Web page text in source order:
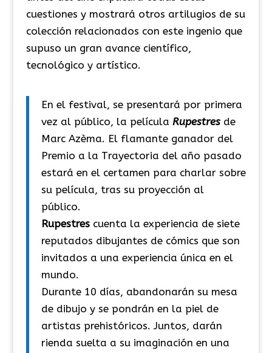
cuestiones y mostrará otros artilugios de su
colección relacionados con este ingenio que
supuso un gran avance científico,
tecnológico y artístico.
En el festival, se presentará por primera
vez al público, la película Rupestresde
Marc Azèma. El flamante ganador del
Premio a la Trayectoria del año pasado
estará en el certamen para charlar sobre
su película, tras su proyección al
público.
Rupestrescuenta la experiencia de siete
reputados dibujantes de cómics que son
invitados a una experiencia única en el
mundo.
Durante 10 días, abandonarán su mesa
de dibujo y se pondrán en la piel de
artistas prehistóricos. Juntos, darán
rienda suelta a su imaginación en una